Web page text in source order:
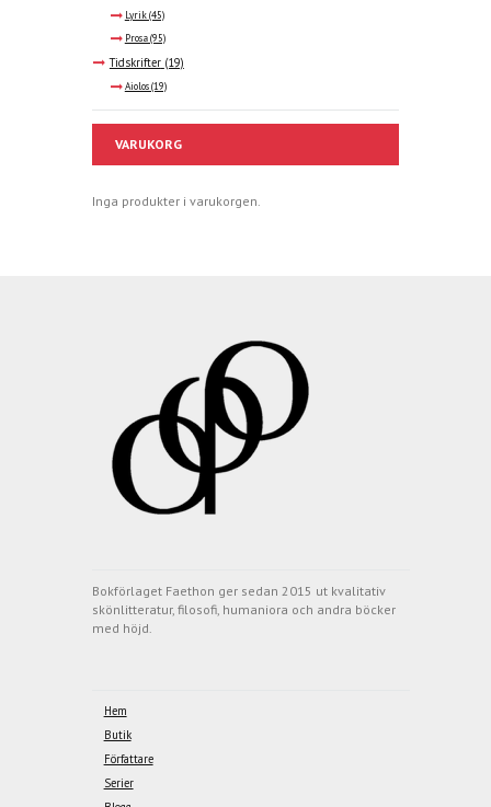
Lyrik(45)
Prosa(95)
Tidskrifter (19)
Aiolos(19)
VARUKORG
Inga produkter i varukorgen.
Bokförlaget Faethon ger sedan 2015 ut kvalitativ
skönlitteratur, filosofi, humaniora och andra böcker
med höjd.
Hem
Butik
Författare
Serier